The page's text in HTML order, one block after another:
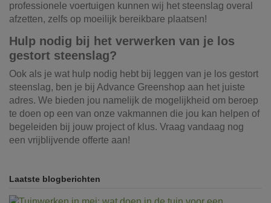
professionele voertuigen kunnen wij het steenslag overal
afzetten, zelfs op moeilijk bereikbare plaatsen!
Hulp nodig bij het verwerken van je los
gestort steenslag?
Ook als je wat hulp nodig hebt bij leggen van je los gestort
steenslag, ben je bij Advance Greenshop aan het juiste
adres. We bieden jou namelijk de mogelijkheid om beroep
te doen op een van onze vakmannen die jou kan helpen of
begeleiden bij jouw project of klus. Vraag vandaag nog
een vrijblijvende offerte aan!
Laatste blogberichten